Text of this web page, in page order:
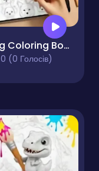
Dog Coloring Book
0 (0 Голосів)